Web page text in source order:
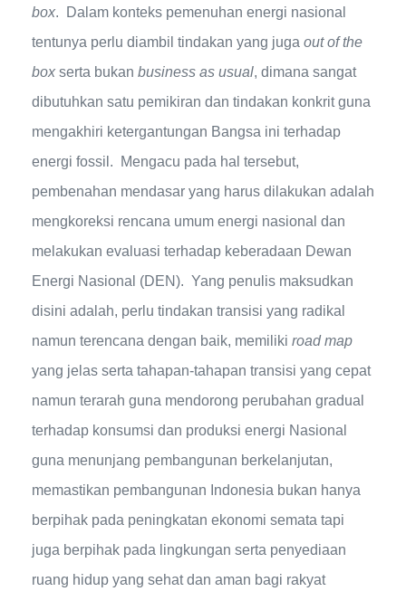
box. Dalam konteks pemenuhan energi nasional
tentunya perlu diambil tindakan yang juga out of the
box serta bukan business as usual, dimana sangat
dibutuhkan satu pemikiran dan tindakan konkrit guna
mengakhiri ketergantungan Bangsa ini terhadap
energi fossil. Mengacu pada hal tersebut,
pembenahan mendasar yang harus dilakukan adalah
mengkoreksi rencana umum energi nasional dan
melakukan evaluasi terhadap keberadaan Dewan
Energi Nasional (DEN). Yang penulis maksudkan
disini adalah, perlu tindakan transisi yang radikal
namun terencana dengan baik, memiliki road map
yang jelas serta tahapan-tahapan transisi yang cepat
namun terarah guna mendorong perubahan gradual
terhadap konsumsi dan produksi energi Nasional
guna menunjang pembangunan berkelanjutan,
memastikan pembangunan Indonesia bukan hanya
berpihak pada peningkatan ekonomi semata tapi
juga berpihak pada lingkungan serta penyediaan
ruang hidup yang sehat dan aman bagi rakyat